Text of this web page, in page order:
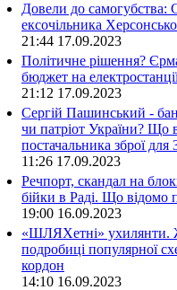
Довели до самогубства:
ексочільника
21:44 17.09.2023
Політичне рішення?
бюджет на
21:12 17.09.2023
Сергій Пашинський -
чи патріот України? Що
постачальника зброї
11:26 17.09.2023
Речпорт, скандал на
бійки в Раді. Що
19:00 16.09.2023
«ШЛЯХетні» ухилянти.
подробиці популярної
кордон
14:10 16.09.2023